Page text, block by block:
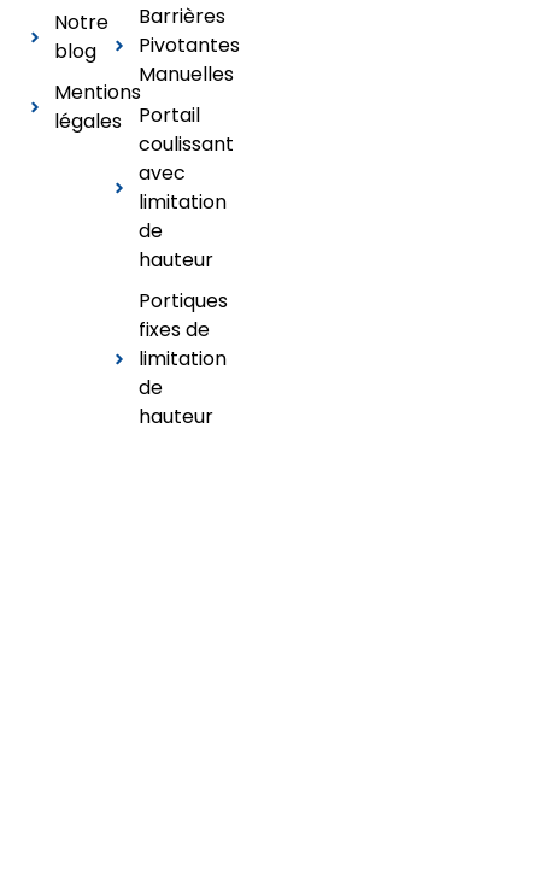
Notre
blog
Mentions
légales
Barrières
Pivotantes
Manuelles
Portail
coulissant
avec
limitation
de
hauteur
Portiques
fixes de
limitation
de
hauteur